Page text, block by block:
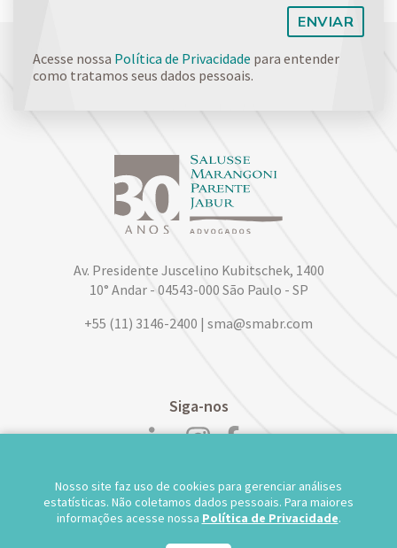
Acesse nossa Política de Privacidade para entender
como tratamos seus dados pessoais.
Av. Presidente Juscelino Kubitschek, 1400
10° Andar - 04543-000 São Paulo - SP
+55 (11) 3146-2400 | sma@smabr.com
Siga-nos
POLÍTICA DE PRIVACIDADE DE DADOS
Nosso site faz uso de cookies para gerenciar análises
estatísticas. Não coletamos dados pessoais. Para maiores
informações acesse nossa Política de Privacidade.